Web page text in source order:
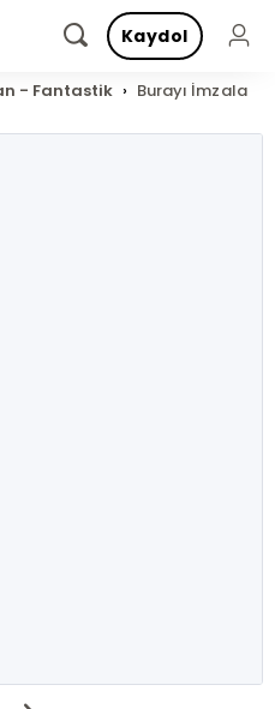
Kaydol
- Fantastik Burayı İmzala